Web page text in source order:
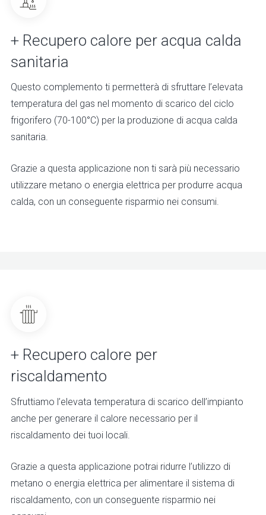
+ Recupero calore per acqua calda
sanitaria
Questo complemento ti permetterà di sfruttare l’elevata
temperatura del gas nel momento di scarico del ciclo
frigorifero (70-100°C) per la produzione di acqua calda
sanitaria.
Grazie a questa applicazione non ti sarà più necessario
utilizzare metano o energia elettrica per produrre acqua
calda, con un conseguente risparmio nei consumi.
+ Recupero calore per
riscaldamento
Sfruttiamo l’elevata temperatura di scarico dell’impianto
anche per generare il calore necessario per il
riscaldamento dei tuoi locali.
Grazie a questa applicazione potrai ridurre l’utilizzo di
metano o energia elettrica per alimentare il sistema di
riscaldamento, con un conseguente risparmio nei